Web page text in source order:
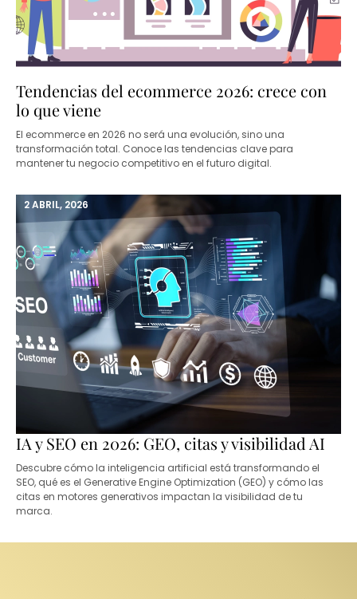
Tendencias del ecommerce 2026: crece con
lo que viene
El ecommerce en 2026 no será una evolución, sino una
transformación total. Conoce las tendencias clave para
mantener tu negocio competitivo en el futuro digital.
2 ABRIL, 2026
IA y SEO en 2026: GEO, citas y visibilidad AI
Descubre cómo la inteligencia artificial está transformando el
SEO, qué es el Generative Engine Optimization (GEO) y cómo las
citas en motores generativos impactan la visibilidad de tu
marca.